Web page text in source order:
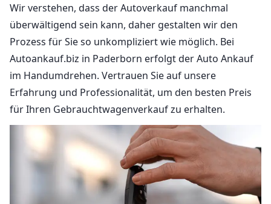
Wir verstehen, dass der Autoverkauf manchmal
überwältigend sein kann, daher gestalten wir den
Prozess für Sie so unkompliziert wie möglich. Bei
Autoankauf.biz in Paderborn erfolgt der Auto Ankauf
im Handumdrehen. Vertrauen Sie auf unsere
Erfahrung und Professionalität, um den besten Preis
für Ihren Gebrauchtwagenverkauf zu erhalten.